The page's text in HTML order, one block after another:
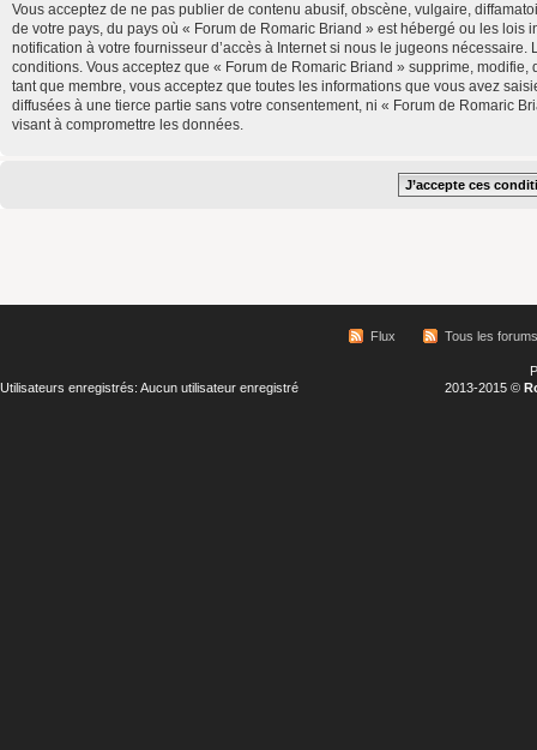
Vous acceptez de ne pas publier de contenu abusif, obscène, vulgaire,
de votre pays, du pays où « Forum de Romaric Briand » est hébergé ou les
notification à votre fournisseur d’accès à Internet si nous le jugeons
conditions. Vous acceptez que « Forum de Romaric Briand » supprime,
tant que membre, vous acceptez que toutes les informations que vous avez
diffusées à une tierce partie sans votre consentement, ni « Forum de Romaric
visant à compromettre les données.
Flux Tous les forums
Utilisateurs enregistrés: Aucun utilisateur enregistré
2013-2015 ©